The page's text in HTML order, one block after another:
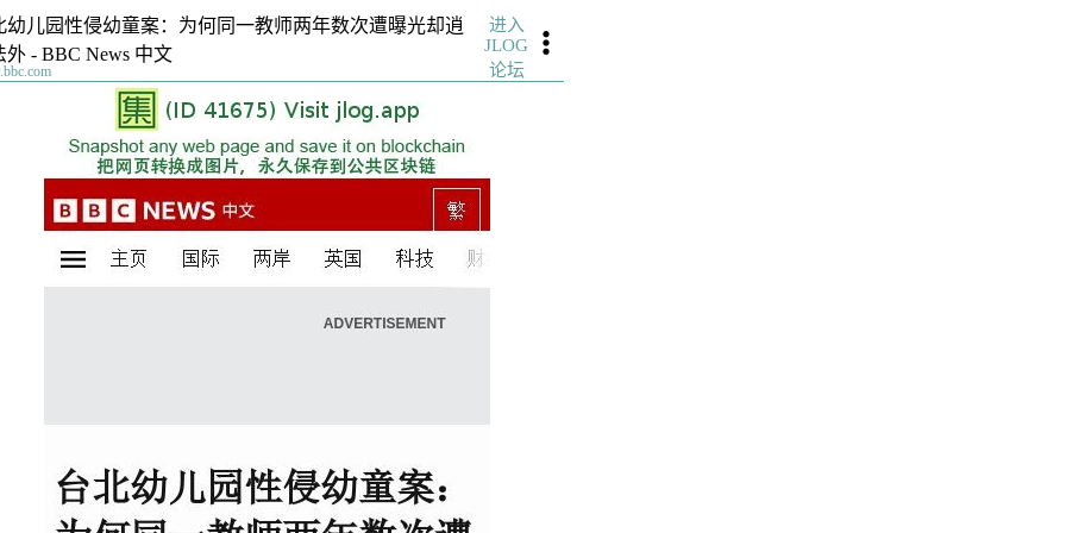
幼儿园性侵幼童案：为何同一教师两年数次遭曝光却逍
外 - BBC News 中文
进入
JLOG
论坛